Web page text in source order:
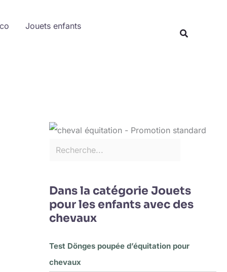
Jouets enfants
Dans la catégorie Jouets
pour les enfants avec des
chevaux
Test Dönges poupée d’équitation pour
chevaux